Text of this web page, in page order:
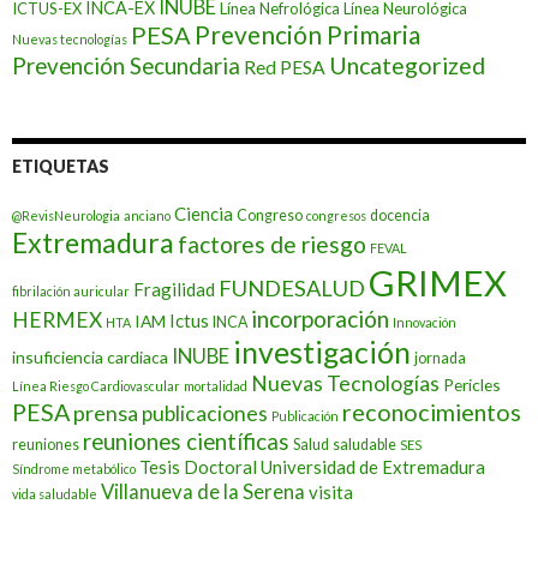
ICTUS-EX INCA-EX INUBE Línea Nefrológica Línea Neurológica
Nuevas tecnologías PESA Prevención Primaria
Prevención Secundaria Red PESA Uncategorized
ETIQUETAS
@RevisNeurologia anciano Ciencia Congreso congresos docencia
Extremadura factores de riesgo FEVAL
fibrilación auricular Fragilidad FUNDESALUD GRIMEX
HERMEX HTA IAM Ictus INCA incorporación Innovación
insuficiencia cardiaca INUBE investigación jornada
Línea Riesgo Cardiovascular mortalidad Nuevas Tecnologías Pericles
PESAprensa publicaciones Publicación reconocimientos
reuniones reuniones científicas Salud saludable SES
Síndrome metabólico Tesis Doctoral Universidad de Extremadura
vida saludable Villanueva de la Serena visita